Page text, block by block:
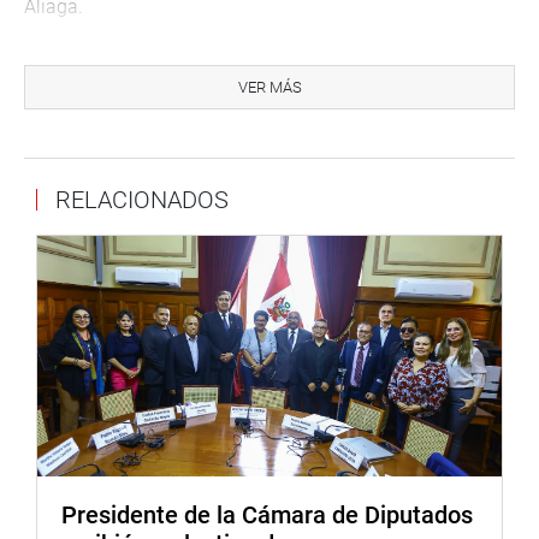
Aliaga.
Municipalidad de Puente Piedra, sostuvo que los 8
equipos de control paramédico, así como los vehículos de
pagan peaje.
En la sesión también estuvo presente el Defensor del
Pueblo, Josué Gutiérrez, quien dijo que su entidad está
por presentar un segundo informe de análisis sobre el
alza de cobro de peajes, donde se detalla irregularidades
en los cobros.
“El peaje sobre el río Chillón nunca debió existir, porque se
dio en el marco convencional que habla sobre rutas
alternas, que jamás hubo”, acotó.
En tanto, el presidente de Codeco, Wilson Soto, señaló que
VER MÁS
RELACIONADOS
Presidente de la Cámara de Diputados